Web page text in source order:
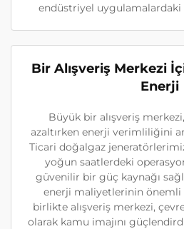
endüstriyel
Bir Alışveriş Merkezi
Enerji
Büyük bir alışveriş
azaltırken enerji verimliliğini
Ticari doğalgaz
yoğun saatlerdeki
güvenilir bir güç kaynağı
enerji maliyetlerinin önemli
birlikte alışveriş merkezi,
olarak kamu imajını